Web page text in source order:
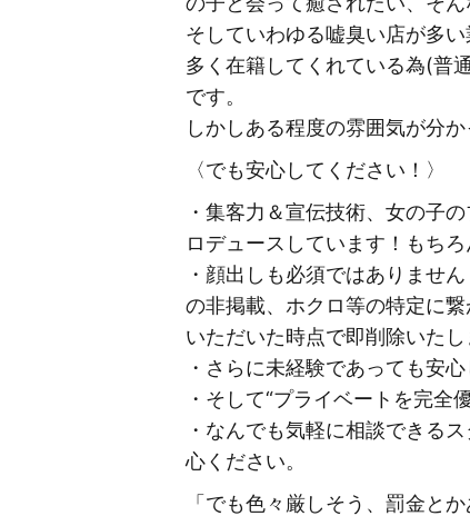
そしていわゆる嘘臭い店が多
多く在籍してくれている為(普
です。
しかしある程度の雰囲気が分
〈でも安心してください！〉
・集客力＆宣伝技術、女の子
ロデュースしています！もち
・顔出しも必須ではありませ
の非掲載、ホクロ等の特定に
いただいた時点で即削除いたし
・さらに未経験であっても安
・そして“プライベートを完全
・なんでも気軽に相談できる
心ください。
「でも色々厳しそう、罰金と